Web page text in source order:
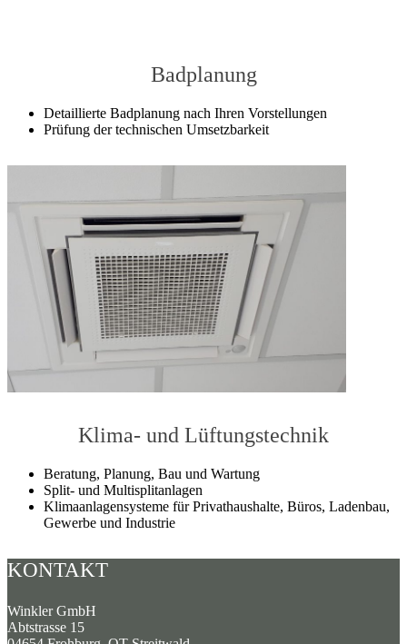
Badplanung
Detaillierte Badplanung nach Ihren Vorstellungen
Prüfung der technischen Umsetzbarkeit
Klima- und Lüftungstechnik
Beratung, Planung, Bau und Wartung
Split- und Multisplitanlagen
Klimaanlagensysteme für Privathaushalte, Büros, Ladenbau,
Gewerbe und Industrie
KONTAKT
Winkler GmbH
Abtstrasse 15